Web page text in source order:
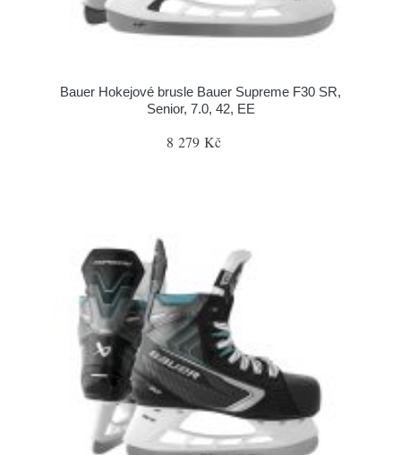
Bauer Hokejové brusle Bauer Supreme F30 SR,
Senior, 7.0, 42, EE
8 279 Kč